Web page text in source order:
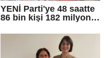
YENİ Parti'ye 48 saatte
86 bin kişi 182 milyon